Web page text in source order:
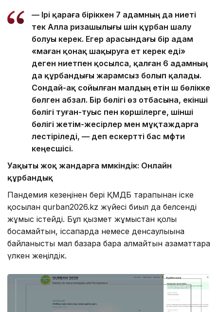
— Ірі қараға біріккен 7 адамның да ниеті
тек Алла ризашылығы үшін құрбан шалу
болуы керек. Егер арасындағы бір адам
«маған қонақ шақыруға ет керек еді»
деген ниетпен қосылса, қалған 6 адамның
да құрбандығы жарамсыз болып қалады.
Сондай-ақ сойылған малдың етін үш бөлікке
бөлген абзал. Бір бөлігі өз отбасына, екінші
бөлігі туған-туыс пен көршілерге, үшінші
бөлігі жетім-жесірлер мен мұқтаждарға
үлестіріледі, — деп ескертті бас мүфти
кеңесшісі.
Уақыты жоқ жандарға мүмкіндік: Онлайн
құрбандық
Пандемия кезеңінен бері ҚМДБ тарапынан іске
қосылған qurban2026.kz жүйесі биыл да белсенді
жұмыс істейді. Бұл қызмет жұмыстан қолы
босамайтын, іссапарда немесе денсаулығына
байланысты мал базарға бара алмайтын азаматтарға
үлкен жеңілдік.